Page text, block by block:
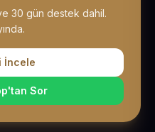
30 gün destek dahil.
İncele
Sor